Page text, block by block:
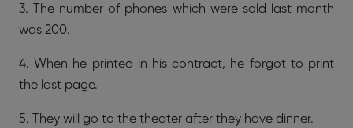
3. The number of phones which were sold last month
was 200.
4. When he printed in his contract, he forgot to print
the last page.
5. They will go to the theater after they have dinner.